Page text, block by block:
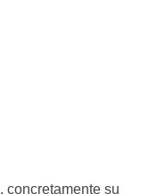
concretamente su